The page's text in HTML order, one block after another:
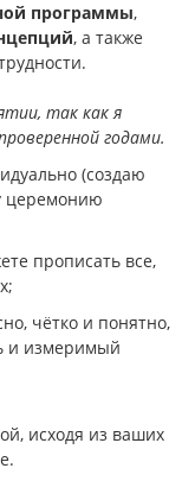
программы,
, а также
так как я
годами.
(создаю
церемонию
прописать все,
чётко и понятно,
и измеримый
исходя из ваших